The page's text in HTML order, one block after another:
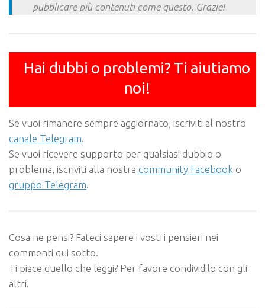
pubblicare più contenuti come questo. Grazie!
Hai dubbi o problemi? Ti aiutiamo
noi!
Se vuoi rimanere sempre aggiornato, iscriviti al nostro
canale Telegram.
Se vuoi ricevere supporto per qualsiasi dubbio o
problema, iscriviti alla nostra community Facebook o
gruppo Telegram.
Cosa ne pensi? Fateci sapere i vostri pensieri nei
commenti qui sotto.
Ti piace quello che leggi? Per favore condividilo con gli
altri.